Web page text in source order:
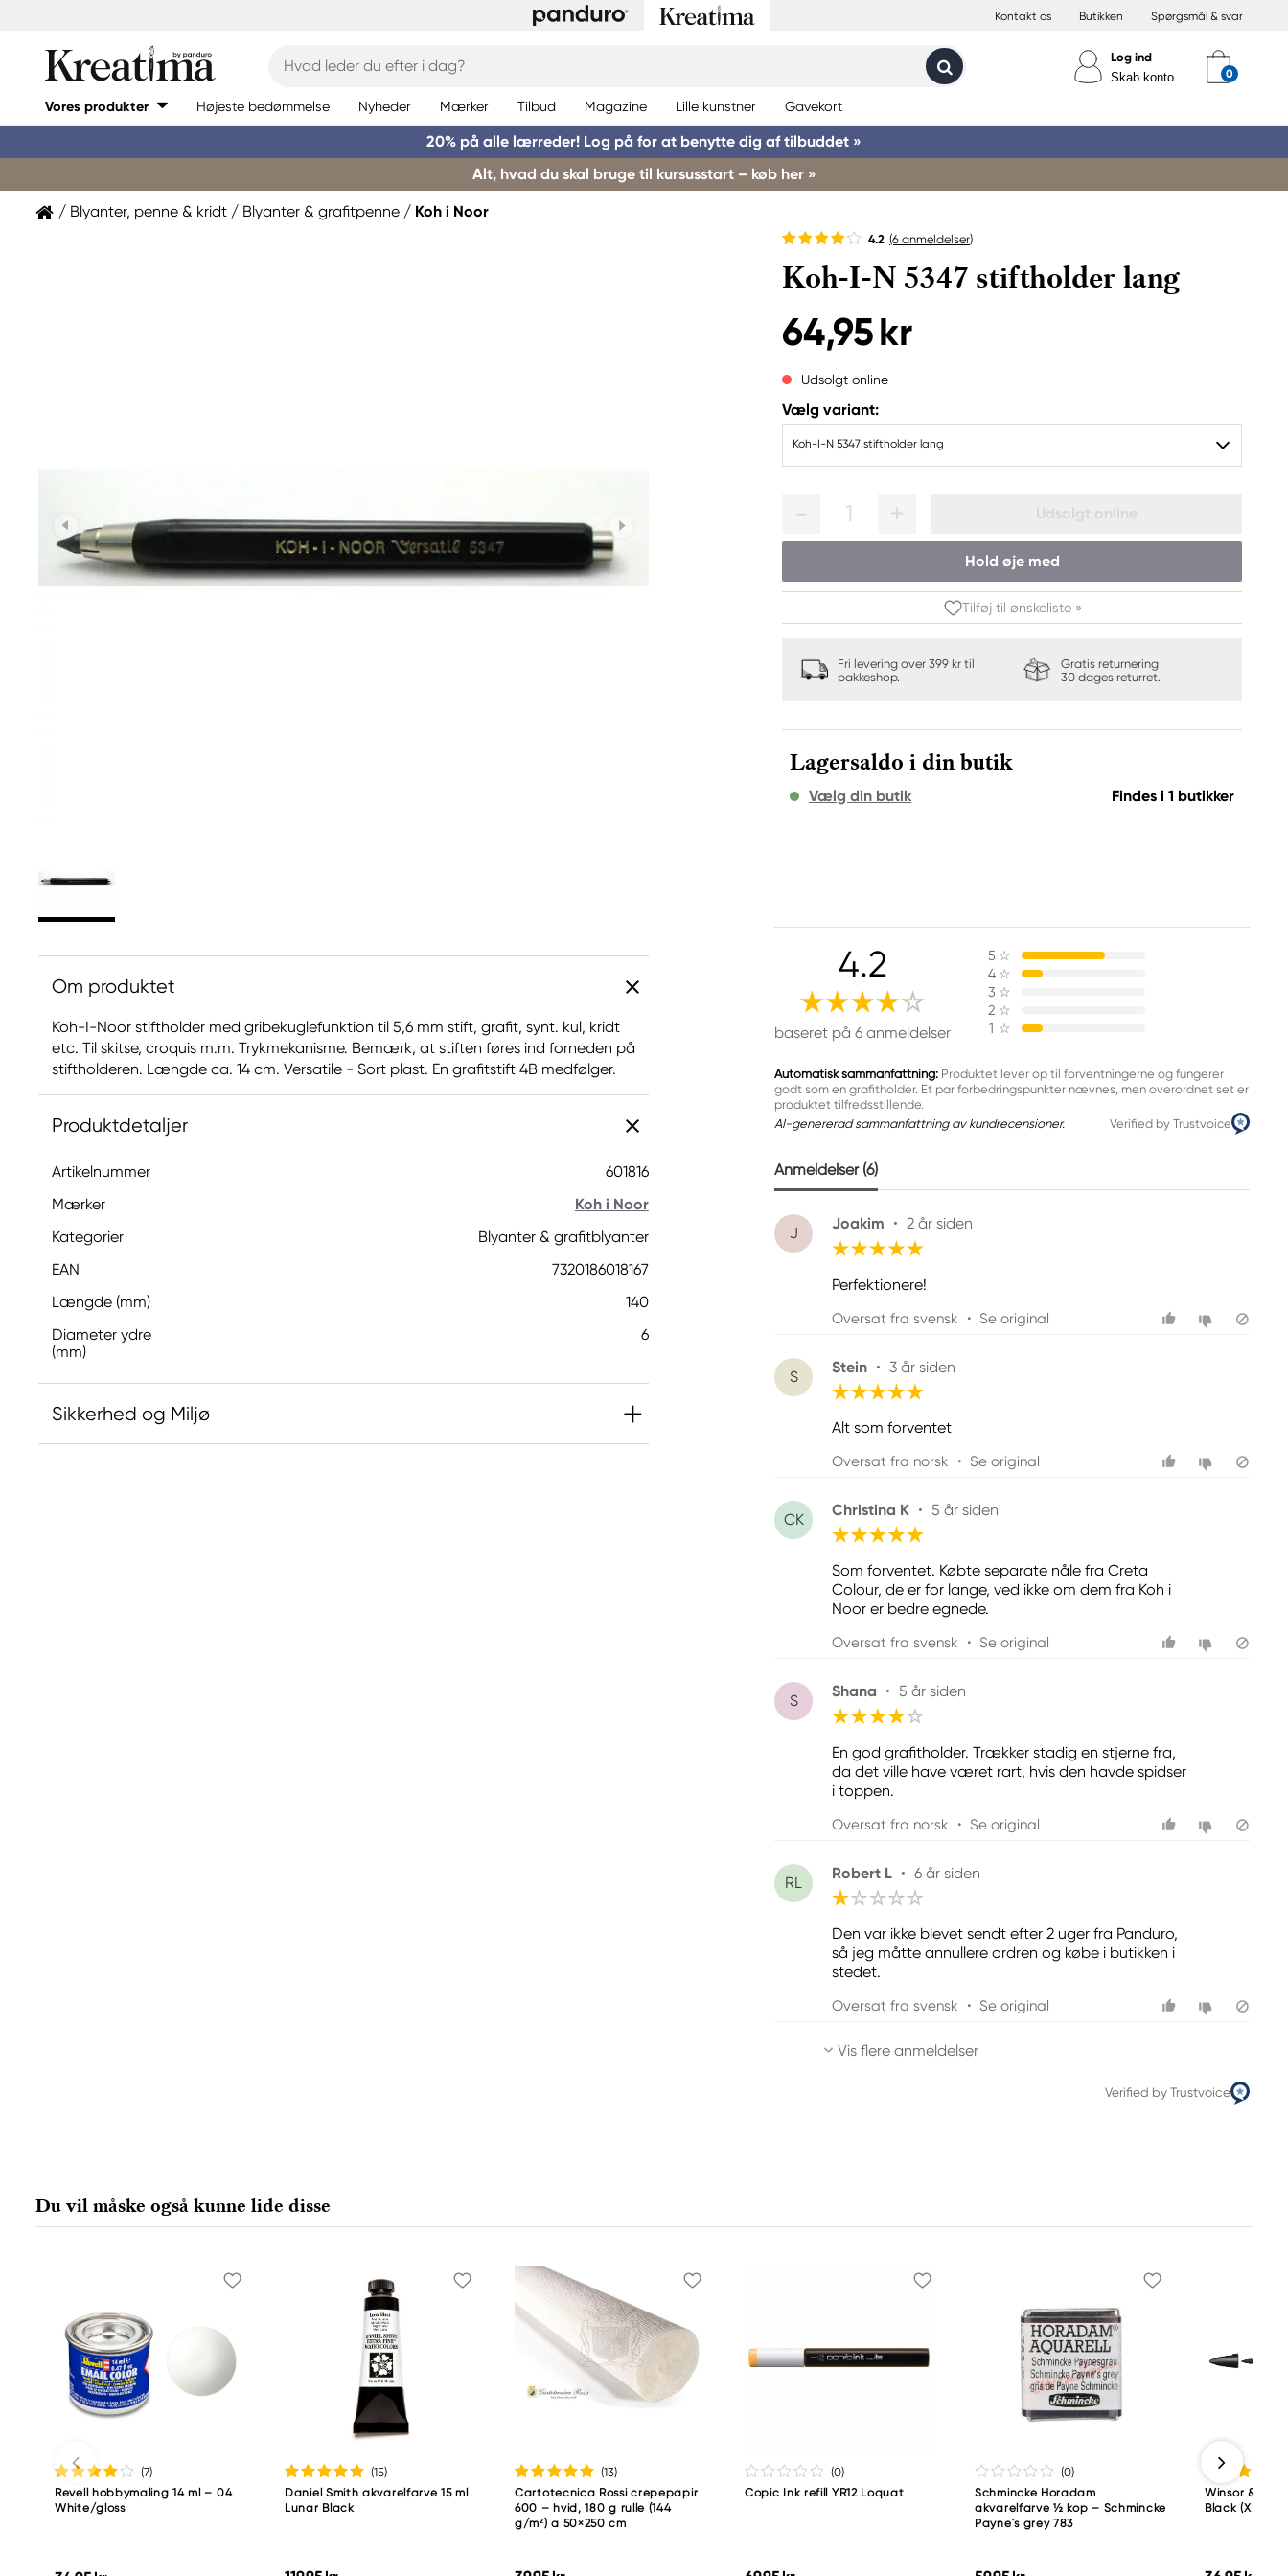
Kontakt os Butikken Spørgsmål & svar
Log ind
Skab konto
Vores produkter Højeste bedømmelse Nyheder Mærker Tilbud Magazine Lille kunstner Gavekort
20% på alle lærreder! Log på for at benytte dig af tilbuddet »
Alt, hvad du skal bruge til kursusstart – køb her »
Blyanter, penne & kridt Blyanter & grafitpenne Koh i Noor
4.2 (6 anmeldelser)
Koh-I-N 5347 stiftholder lang
64,95 kr
Udsolgt online
Vælg variant:
Koh-I-N 5347 stiftholder lang
1 Udsolgt online
Hold øje med
Tilføj til ønskeliste »
Fri levering over 399 kr til
pakkeshop.
Gratis returnering
30 dages returret.
Lagersaldo i din butik
Vælg din butik Findes i 1 butikker
Om produktet
Koh-I-Noor stiftholder med gribekuglefunktion til 5,6 mm stift, grafit, synt. kul, kridt
etc. Til skitse, croquis m.m. Trykmekanisme. Bemærk, at stiften føres ind forneden på
stiftholderen. Længde ca. 14 cm. Versatile - Sort plast. En grafitstift 4B medfølger.
Produktdetaljer
Artikelnummer
601816
Mærker
Koh i Noor
Kategorier
Blyanter & grafitblyanter
EAN
7320186018167
Længde (mm)
140
Diameter ydre
(mm)
6
Sikkerhed og Miljø
4.2
baseret på 6 anmeldelser
5 ☆
4 ☆
3 ☆
2 ☆
1 ☆
Automatisk sammanfattning: Produktet lever op til forventningerne og fungerer
godt som en grafitholder. Et par forbedringspunkter nævnes, men overordnet set er
produktet tilfredsstillende.
AI-genererad sammanfattning av kundrecensioner.
Verified by Trustvoice
Anmeldelser (6)
J
Joakim • 2 år siden
Perfektionere!
Oversat fra svensk • Se original
S
Stein • 3 år siden
Alt som forventet
Oversat fra norsk • Se original
CK
Christina K • 5 år siden
Som forventet. Købte separate nåle fra Creta
Colour, de er for lange, ved ikke om dem fra Koh i
Noor er bedre egnede.
Oversat fra svensk • Se original
S
Shana • 5 år siden
En god grafitholder. Trækker stadig en stjerne fra,
da det ville have været rart, hvis den havde spidser
i toppen.
Oversat fra norsk • Se original
RL
Robert L • 6 år siden
Den var ikke blevet sendt efter 2 uger fra Panduro,
så jeg måtte annullere ordren og købe i butikken i
stedet.
Oversat fra svensk • Se original
Vis flere anmeldelser
Verified by Trustvoice
Du vil måske også kunne lide disse
(7)
Revell hobbymaling 14 ml – 04
White/gloss
(15)
Daniel Smith akvarelfarve 15 ml
Lunar Black
(13)
Cartotecnica Rossi crepepapir
600 – hvid, 180 g rulle (144
g/m²) a 50×250 cm
(0)
Copic Ink refill YR12 Loquat
(0)
Schmincke Horadam
akvarelfarve ½ kop – Schmincke
Payne´s grey 783
Winsor &
Black (XB)